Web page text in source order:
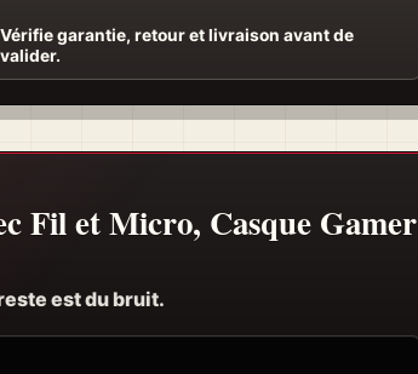
Vérifie garantie, retour et livraison avant de
valider.
Fil et Micro, Casque Gamer
est du bruit.